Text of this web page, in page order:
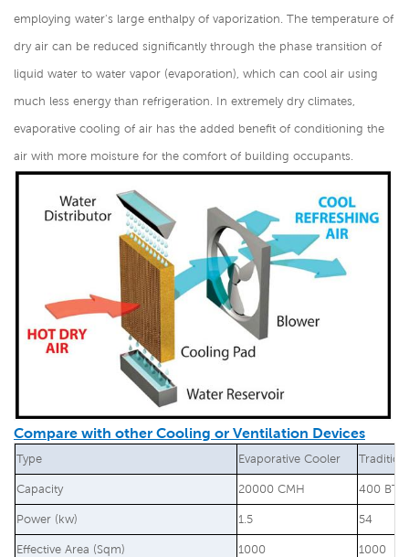
employing water's large enthalpy of vaporization. The temperature of
dry air can be reduced significantly through the phase transition of
liquid water to water vapor (evaporation), which can cool air using
much less energy than refrigeration. In extremely dry climates,
evaporative cooling of air has the added benefit of conditioning the
air with more moisture for the comfort of building occupants.
Compare with other Cooling or Ventilation Devices
Type Evaporative Cooler
Capacity 20000 CMH 400
Power (kw) 1.5 54
Effective Area (Sqm) 1000 1000